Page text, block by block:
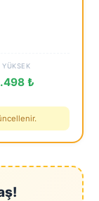
YÜKSEK
₺